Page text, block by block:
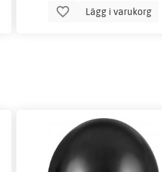
Lägg i varukorg